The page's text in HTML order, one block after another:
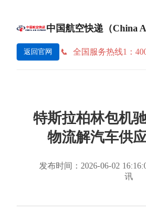
中国航空快递（China
返回官网 全国服务热线1：
特斯拉柏林包机
物流解汽车供
发布时间：2026-06-02
讯